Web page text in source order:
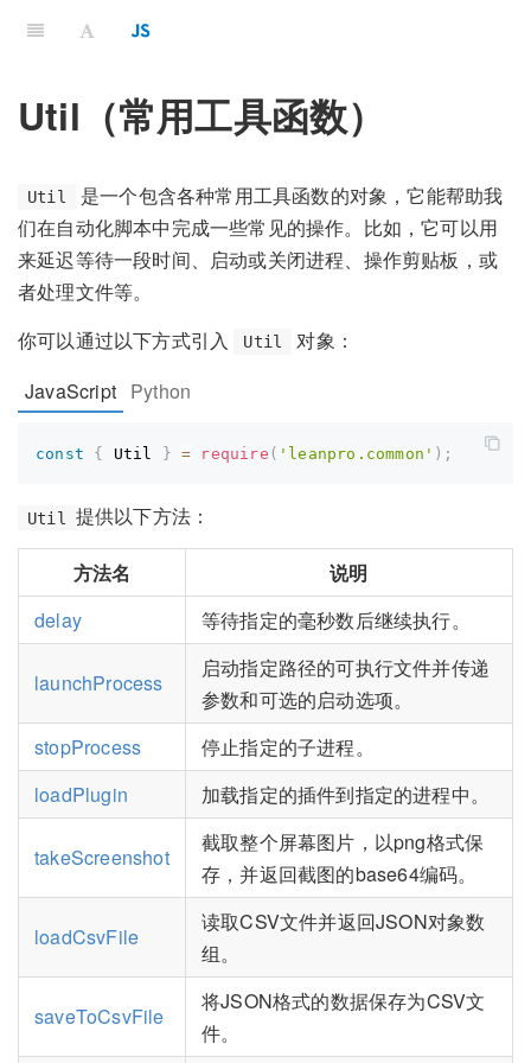
Util（常用工具函数）
Util
是一个包含各种常用工具函数的对象，它能帮助我
们在自动化脚本中完成一些常见的操作。比如，它可以用
来延迟等待一段时间、启动或关闭进程、操作剪贴板，或
者处理文件等。
你可以通过以下方式引入
Util
对象：
JavaScript Python
const { Util } = require ( 'leanpro.common' ) ;
Util 提供以下方法：
方法名
说明
delay
等待指定的毫秒数后继续执行。
launchProcess
启动指定路径的可执行文件并传递
参数和可选的启动选项。
stopProcess
停止指定的子进程。
loadPlugin
加载指定的插件到指定的进程中。
takeScreenshot
截取整个屏幕图片，以png格式保
存，并返回截图的base64编码。
loadCsvFile
读取CSV文件并返回JSON对象数
组。
saveToCsvFile
将JSON格式的数据保存为CSV文
件。